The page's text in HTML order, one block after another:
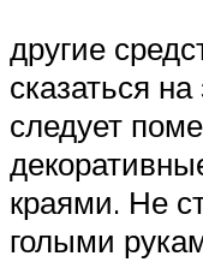
другие
сказаться
следует
краями. Не
голыми